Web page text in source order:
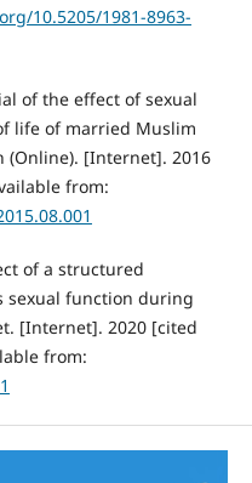
10.5205/1981-8963-
of the effect of sexual
life of married Muslim
[Internet]. 2016
from:
of a structured
sexual function during
[Internet]. 2020 [cited
from: